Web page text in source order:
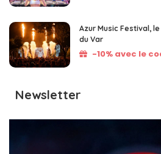
Azur Music Festival,
du Var
-10% avec le
Newsletter